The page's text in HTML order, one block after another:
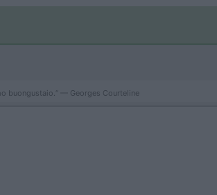
buongustaio.“ — Georges Courteline